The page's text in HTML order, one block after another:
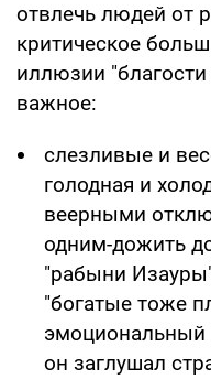
отвлечь людей от
критическое
иллюзии
важное:
слезливые и
голодная и
веерными
одним-дожить
"рабыни
"богатые тоже
эмоциональный
он заглушал